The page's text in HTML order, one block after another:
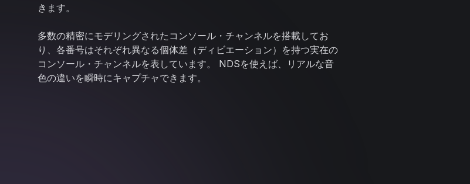
きます。
多数の精密にモデリングされたコンソール・チャンネルを搭載してお
り、各番号はそれぞれ異なる個体差（ディビエーション）を持つ実在の
コンソール・チャンネルを表しています。 NDSを使えば、リアルな音
色の違いを瞬時にキャプチャできます。